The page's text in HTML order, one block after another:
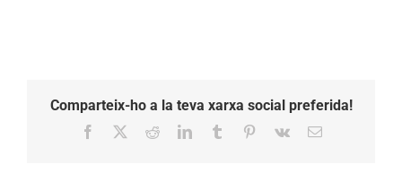
Comparteix-ho a la teva xarxa social preferida!
Facebook RedditLinkedInTumblr Pinterest
Vk Email: